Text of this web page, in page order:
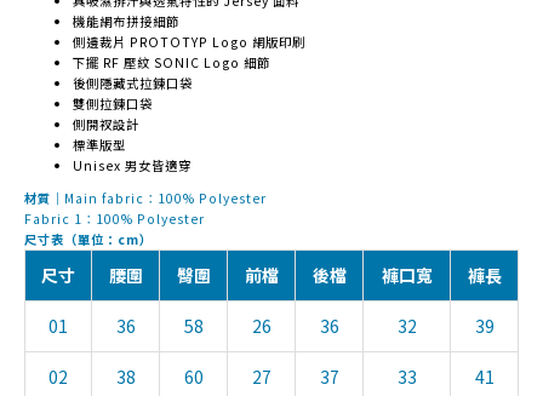
機能網布拼接細節
側邊裁片 PROTOTYP Logo 網版印刷
下擺 RF 壓紋 SONIC Logo 細節
後側隱藏式拉鍊口袋
雙側拉鍊口袋
側開衩設計
標準版型
Unisex 男女皆適穿
材質｜ Main fabric：100% Polyester
Fabric 1：100% Polyester
尺寸表（單位：cm）
尺寸 腰圍 臀圍 前檔 後檔 褲口寬 褲長
01 36 58 26 36 32 39
02 38 60 27 37 33 41